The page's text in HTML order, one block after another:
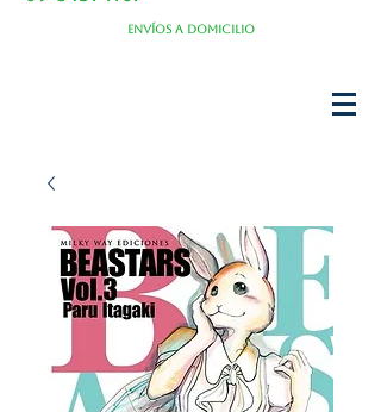
Envíos a domicilio